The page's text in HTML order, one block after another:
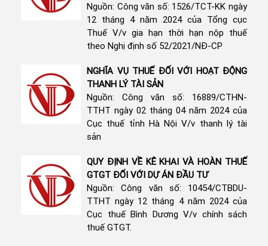
Nguồn: Công văn số: 1526/TCT-KK ngày
12 tháng 4 năm 2024 của Tổng cục
Thuế V/v gia hạn thời hạn nộp thuế
theo Nghị định số 52/2021/NĐ-CP
NGHĨA VỤ THUẾ ĐỐI VỚI HOẠT ĐỘNG
THANH LÝ TÀI SẢN
Nguồn: Công văn số: 16889/CTHN-
TTHT ngày 02 tháng 04 năm 2024 của
Cục thuế tỉnh Hà Nội V/v thanh lý tài
sản
QUY ĐỊNH VỀ KÊ KHAI VÀ HOÀN THUẾ
GTGT ĐỐI VỚI DỰ ÁN ĐẦU TƯ
Nguồn: Công văn số: 10454/CTBDU-
TTHT ngày 12 tháng 4 năm 2024 của
Cục thuế Bình Dương V/v chính sách
thuế GTGT.